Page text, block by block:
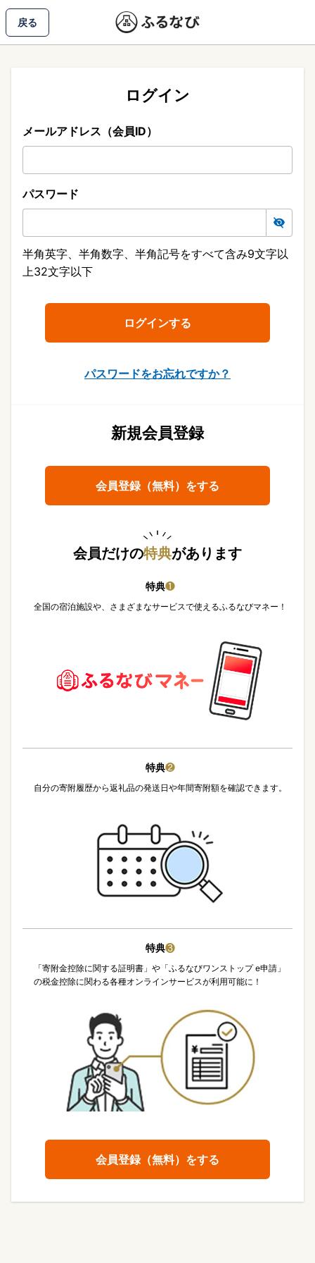
戻る
ログイン
メールアドレス（会員ID）
パスワード
半角英字、半角数字、半角記号をすべて含み9文字以
上32文字以下
パスワードをお忘れですか？
新規会員登録
会員登録（無料）をする
会員だけの特典があります
特典❶
全国の宿泊施設や、さまざまなサービスで使えるふるなびマネー！
特典❷
自分の寄附履歴から返礼品の発送日や年間寄附額を確認できます。
特典❸
「寄附金控除に関する証明書」や「ふるなびワンストップ e申請」
の税金控除に関わる各種オンラインサービスが利用可能に！
会員登録（無料）をする